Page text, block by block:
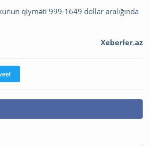
qiyməti 999-1649 dollar aralığında
Xeberler.az